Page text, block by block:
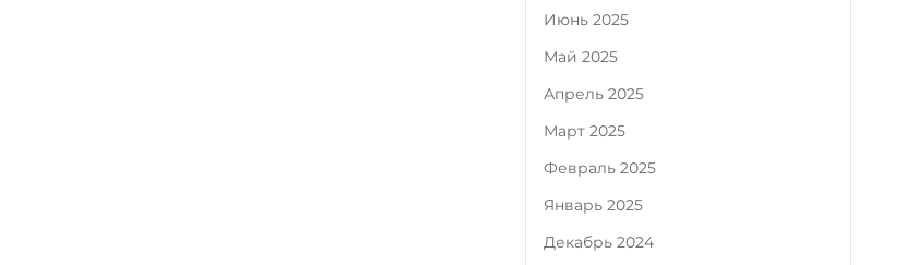
Июнь 2025
Май 2025
Апрель 2025
Март 2025
Февраль 2025
Январь 2025
Декабрь 2024